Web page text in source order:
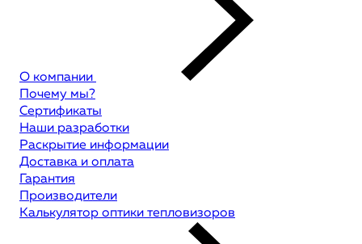
О компании
Почему мы?
Сертификаты
Наши разработки
Раскрытие информации
Доставка и оплата
Гарантия
Производители
Калькулятор оптики тепловизоров